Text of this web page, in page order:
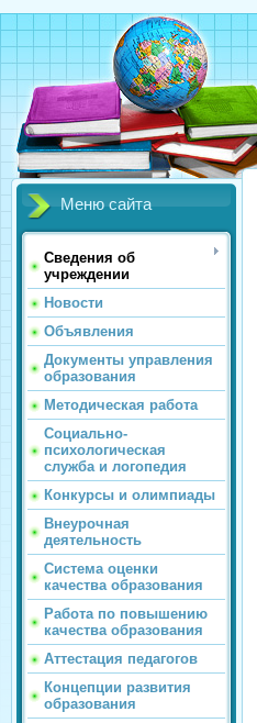
Меню сайта
Сведения об
учреждении
Новости
Объявления
Документы управления
образования
Методическая работа
Социально-
психологическая
служба и логопедия
Конкурсы и олимпиады
Внеурочная
деятельность
Система оценки
качества образования
Работа по повышению
качества образования
Аттестация педагогов
Концепции развития
образования